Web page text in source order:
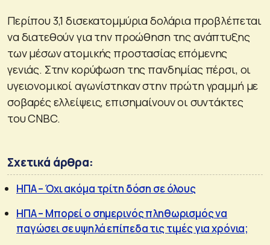
Περίπου 3,1 δισεκατομμύρια δολάρια προβλέπεται
να διατεθούν για την προώθηση της ανάπτυξης
των μέσων ατομικής προστασίας επόμενης
γενιάς. Στην κορύφωση της πανδημίας πέρσι, οι
υγειονομικοί αγωνίστηκαν στην πρώτη γραμμή με
σοβαρές ελλείψεις, επισημαίνουν οι συντάκτες
του CNBC.
Σχετικά άρθρα:
ΗΠΑ – Όχι ακόμα τρίτη δόση σε όλους
ΗΠΑ – Μπορεί ο σημερινός πληθωρισμός να
παγώσει σε υψηλά επίπεδα τις τιμές για χρόνια;